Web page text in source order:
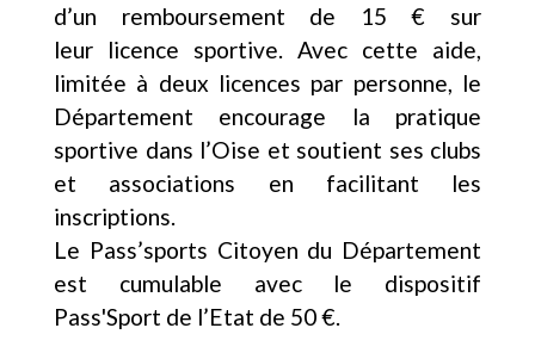
d’un remboursement de 15 € sur
leur licence sportive. Avec cette aide,
limitée à deux licences par personne, le
Département encourage la pratique
sportive dans l’Oise et soutient ses clubs
et associations en facilitant les
inscriptions.
​​​​​​​Le Pass’sports Citoyen du Département
est cumulable avec le dispositif
Pass'Sport de l’Etat de 50 €.